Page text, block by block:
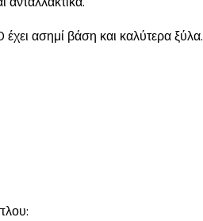
έχει ασημί βάση και καλύτερα ξύλα.